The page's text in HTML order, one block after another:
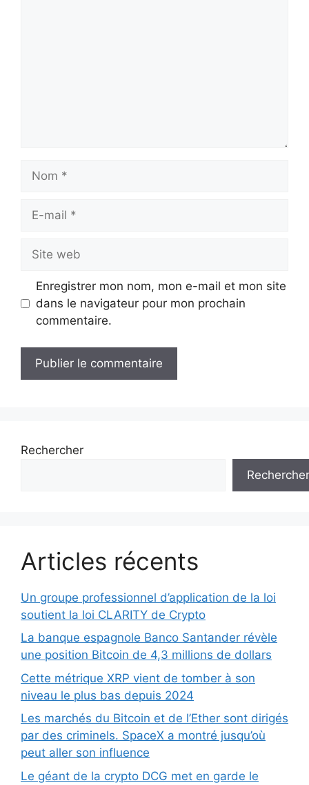
Nom
Site
web
Enregistrer mon nom, mon e-mail et mon site
dans le navigateur pour mon prochain
commentaire.
Rechercher
Rechercher
Articles récents
Un groupe professionnel d’application de la loi
soutient la loi CLARITY de Crypto
La banque espagnole Banco Santander révèle
une position Bitcoin de 4,3 millions de dollars
Cette métrique XRP vient de tomber à son
niveau le plus bas depuis 2024
Les marchés du Bitcoin et de l’Ether sont dirigés
par des criminels. SpaceX a montré jusqu’où
peut aller son influence
Le géant de la crypto DCG met en garde le